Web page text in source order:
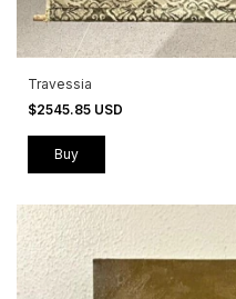
Travessia
$2545.85 USD